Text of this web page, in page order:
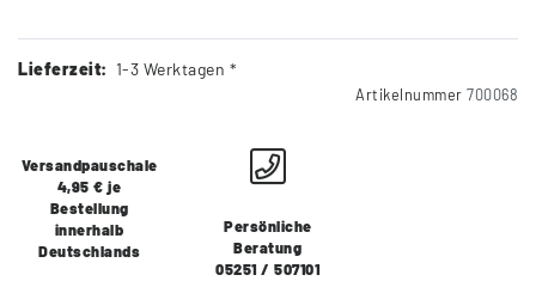
Lieferzeit: 1-3 Werktagen *
Artikelnummer 700068
Versandpauschale
4,95 € je
Bestellung
innerhalb
Deutschlands
Persönliche
Beratung
05251 / 507101